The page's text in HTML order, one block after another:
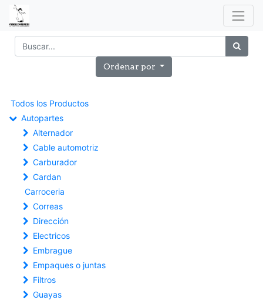
Ordenar por
Todos los Productos
Autopartes
Alternador
Cable automotriz
Carburador
Cardan
Carroceria
Correas
Dirección
Electricos
Embrague
Empaques o juntas
Filtros
Guayas